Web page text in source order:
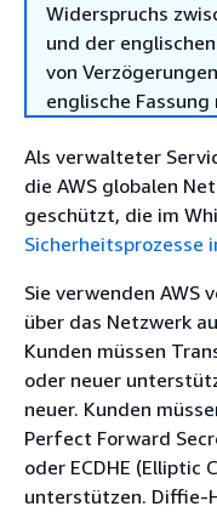
Widerspruchs
und der
von
englische
Als verwalteter
die AWS globalen
geschützt, die im
Sicherheitsprozesse
Sie verwenden
über das Netzwerk
Kunden müssen
oder neuer
neuer. Kunden
Perfect Forward
oder ECDHE (Elliptic
unterstützen. Diffie-